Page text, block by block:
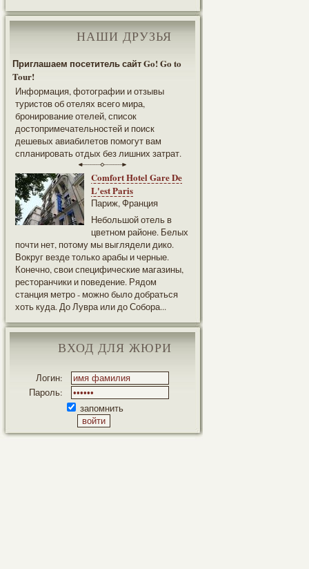
НАШИ ДРУЗЬЯ
Приглашаем посетитель сайт Go! Go to
Tour!
Информация, фотографии и отзывы
туристов об отелях всего мира,
бронирование отелей, список
достопримечательностей и поиск
дешевых авиабилетов помогут вам
спланировать отдых без лишних затрат.
Comfort Hotel Gare De
L'est Paris
Париж, Франция
Небольшой отель в
цветном районе. Белых
почти нет, потому мы выглядели дико.
Вокруг везде только арабы и черные.
Конечно, свои специфические магазины,
ресторанчики и поведение. Рядом
станция метро - можно было добраться
хоть куда. До Лувра или до Собора...
ВХОД ДЛЯ ЖЮРИ
Логин:
Пароль:
запомнить